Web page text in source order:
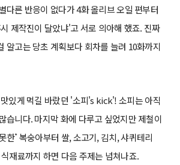
다른 반응이 없다가 4화 올리브 오일 편부터
제작진이 달았냐'고 서로 의아해 했죠. 진짜
알고는 당초 계획보다 회차를 늘려 10화까지
있게 먹길 바랐던 '소피's kick'! 소피는 아직
습니다. 마지막 화에 다루고 싶었지만 제철이
한*복숭아부터 쌀, 소고기, 김치, 샤퀴테리
재료까지 하면 다음 주제는 넘쳐나죠.